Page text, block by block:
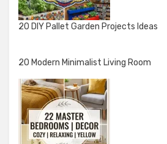
20 DIY Pallet Garden Projects Ideas
20 Modern Minimalist Living Room